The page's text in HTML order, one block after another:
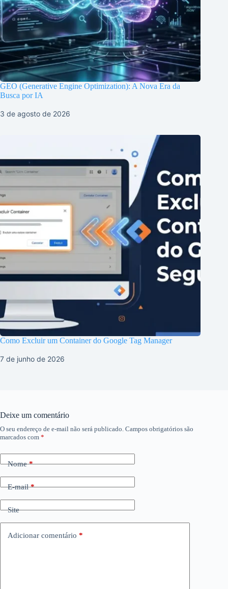
GEO (Generative Engine Optimization): A Nova Era da
Busca por IA
3 de agosto de 2026
Como Excluir um Container do Google Tag Manager
7 de junho de 2026
Deixe um comentário
O seu endereço de e-mail não será publicado. Campos obrigatórios são
marcados com *
Nome*
E-mail*
Site
Adicionar comentário *